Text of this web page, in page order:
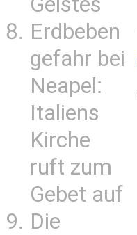
Erdbeben
gefahr bei
Neapel:
Italiens
Kirche
ruft zum
Gebet auf
Die